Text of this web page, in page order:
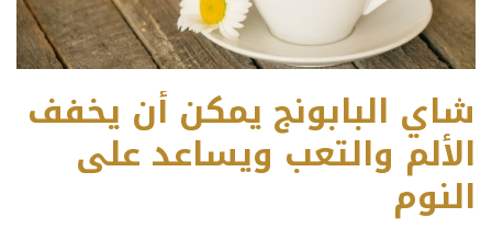
شاي البابونج يمكن أن يخفف
الألم والتعب ويساعد على
النوم